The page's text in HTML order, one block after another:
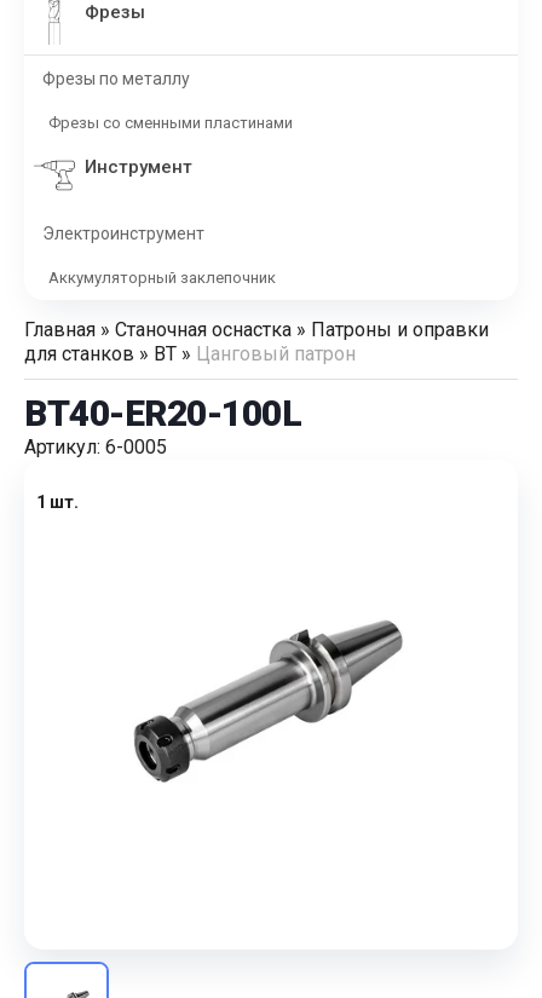
Фрезы
Фрезы по металлу
Фрезы со сменными пластинами
Инструмент
Электроинструмент
Аккумуляторный заклепочник
Главная » Станочная оснастка » Патроны и оправки
для станков » BT » Цанговый патрон
BT40-ER20-100L
Артикул: 6-0005
1 шт.